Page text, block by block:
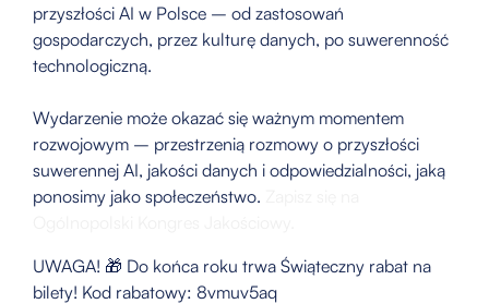
przyszłości AI w Polsce – od zastosowań
gospodarczych, przez kulturę danych, po suwerenność
technologiczną.
Wydarzenie może okazać się ważnym momentem
rozwojowym – przestrzenią rozmowy o przyszłości
suwerennej AI, jakości danych i odpowiedzialności, jaką
ponosimy jako społeczeństwo.
UWAGA! 🎁 Do końca roku trwa Świąteczny rabat na
bilety! Kod rabatowy: 8vmuv5aq